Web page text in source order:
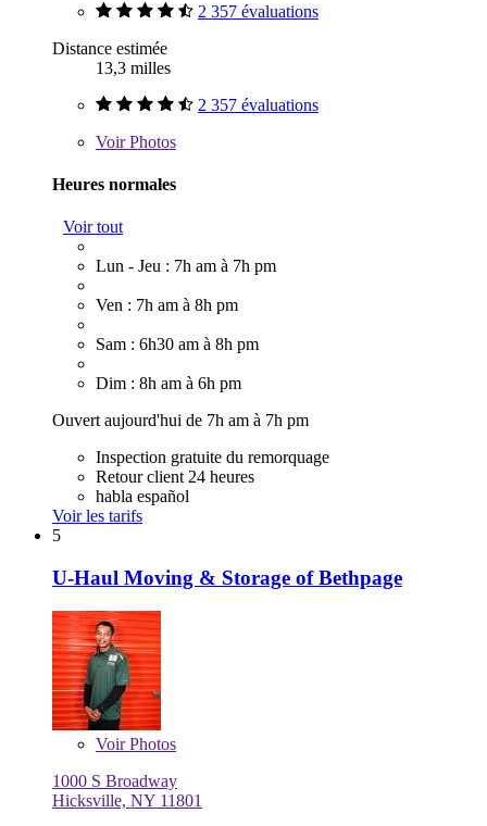
2 357 évaluations
Distance estimée
13,3 milles
2 357 évaluations
VoirPhotos
Heures normales
Voir tout
Lun - Jeu : 7h am à 7h pm
Ven : 7h am à 8h pm
Sam : 6h30 am à 8h pm
Dim : 8h am à 6h pm
Ouvert aujourd'hui de 7h am à 7h pm
Inspection gratuite du remorquage
Retour client 24 heures
habla español
Voir les tarifs
5
U-Haul Moving & Storage of Bethpage
VoirPhotos
1000 S Broadway
Hicksville, NY 11801